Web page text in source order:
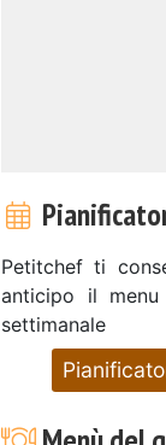
Petitchef ti
anticipo il
settimanale